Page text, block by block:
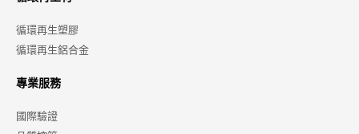
循環再生塑膠
循環再生鋁合金
專業服務
國際驗證